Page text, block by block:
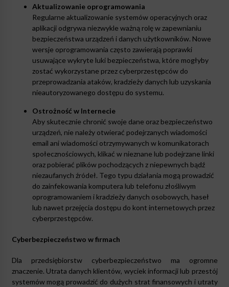
Aktualizowanie oprogramowania
Regularne aktualizowanie systemów operacyjnych oraz
aplikacji odgrywa niezwykle ważną rolę w zapewnianiu
bezpieczeństwa urządzeń i danych użytkowników. Nowe
wersje oprogramowania często zawierają poprawki
usuwające wykryte luki bezpieczeństwa, które mogłyby
zostać wykorzystane przez cyberprzestępców do
przeprowadzania ataków, kradzieży danych lub uzyskania
nieautoryzowanego dostępu do systemu.
Ostrożność w Internecie
Aby skutecznie chronić swoje dane oraz bezpieczeństwo
urządzeń, nie należy otwierać podejrzanych wiadomości
email ani wiadomości otrzymywanych w komunikatorach
społecznościowych, klikać w nieznane lub podejrzane linki
oraz pobierać plików pochodzących z niepewnych bądź
niezaufanych źródeł. Tego typu działania mogą prowadzić
do zainfekowania komputera lub telefonu złośliwym
oprogramowaniem i kradzieży danych osobowych, haseł
lub nawet przejęcia dostępu do kont internetowych przez
cyberprzestępców.
Cyberbezpieczeństwo w firmach
Dla przedsiębiorstw cyberbezpieczeństwo ma ogromne
znaczenie. Utrata danych klientów, wyciek informacji lub przestój
systemów mogą prowadzić do dużych strat finansowych i utraty